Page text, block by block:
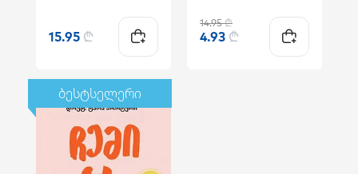
15.95 ₾
14.95₾
4.93 ₾
ბესტსელერი